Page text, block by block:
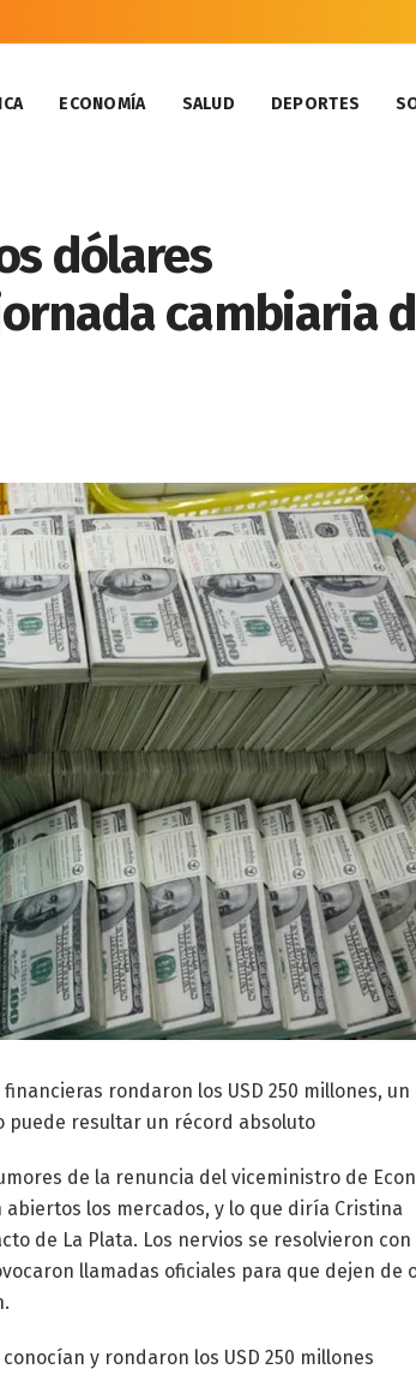
ECONOMÍA SALUD DEPORTES
dólares
cambiaria
rondaron los USD 250 millones, un
puede resultar un récord absoluto
de la renuncia del viceministro de
los mercados, y lo que diría Cristina
de La Plata. Los nervios se resolvieron con
llamadas oficiales para que dejen de
y rondaron los USD 250 millones